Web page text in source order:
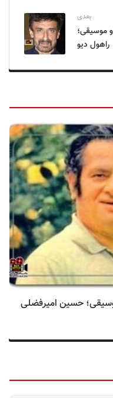
بعدی
و موسیقی؛
راهول دیو